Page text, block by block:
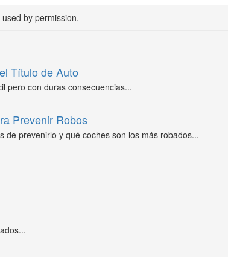
by permission.
Título de Auto
pero con duras consecuencias...
Prevenir Robos
de prevenirlo y qué coches son los más robados...